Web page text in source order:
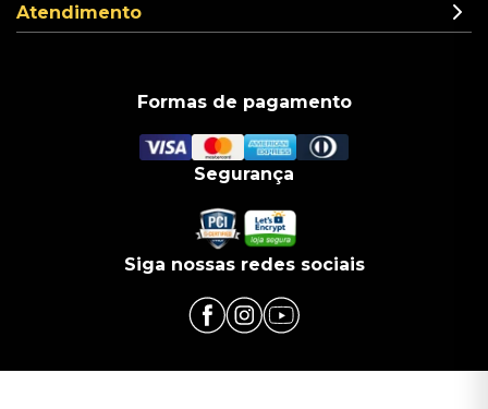
Atendimento
Formas de pagamento
Segurança
Siga nossas redes sociais